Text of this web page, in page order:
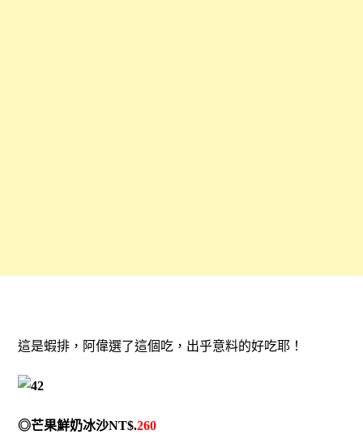
這是蝦排，阿偉選了這個吃，出乎意料的好吃耶！
◎芒果鮮奶冰沙NT$.260